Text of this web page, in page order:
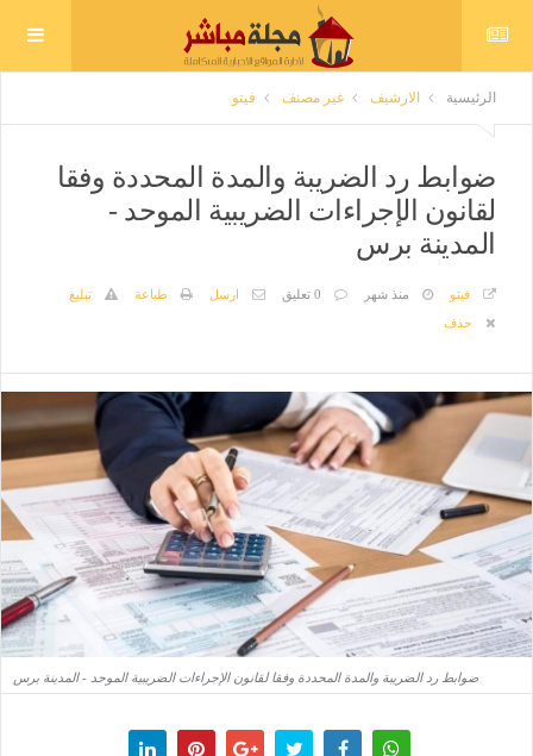
الرئيسية الارشيف غير مصنف فيتو
ضوابط رد الضريبة والمدة المحددة وفقا
لقانون الإجراءات الضريبية الموحد -
المدينة برس
فيتو منذ شهر 0 تعليق ارسل طباعة
تبليغ
حذف
ضوابط رد الضريبة والمدة المحددة وفقا لقانون الإجراءات الضريبية الموحد - المدينة برس